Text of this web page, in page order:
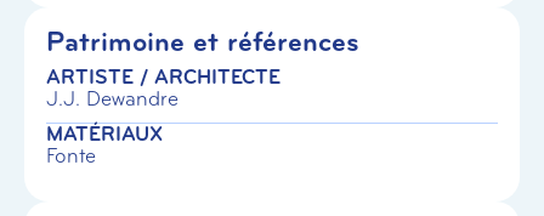
Patrimoine et références
ARTISTE / ARCHITECTE
J.J. Dewandre
MATÉRIAUX
Fonte